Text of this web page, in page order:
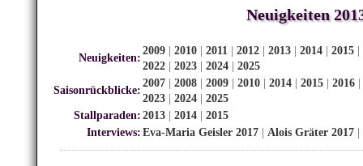
Neuigkeiten
Neuigkeiten:
2009 |2010 |2011 |2012 |2013 |2014 |2015
2022 |2023 |2024 |2025
Saisonrückblicke:
2007 |2008 |2009 |2010 |2014 |2015 |2016
2023 |2024 |2025
Stallparaden: 2013 |2014 |2015
Interviews: Eva-Maria Geisler 2017 |Alois Gräter 2017